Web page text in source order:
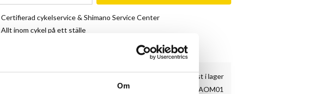
Om
Certifierad cykelservice & Shimano Service Center
Allt inom cykel på ett ställe
6 st i lager
AOM01